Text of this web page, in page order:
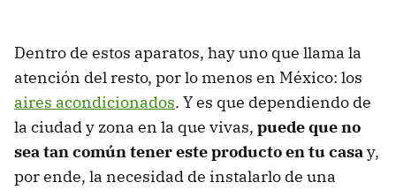
Dentro de estos aparatos, hay uno que llama la
atención del resto, por lo menos en México: los
aires acondicionados. Y es que dependiendo de
la ciudad y zona en la que vivas, puede que no
sea tan común tener este producto en tu casay,
por ende, la necesidad de instalarlo de una